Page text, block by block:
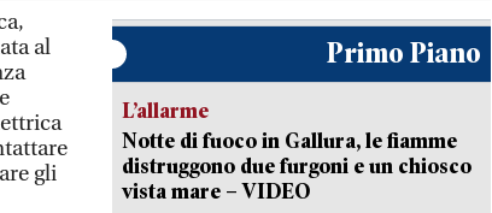
al
gli
Primo Piano
L’allarme
Notte di fuoco in Gallura, le fiamme
distruggono due furgoni e un chiosco
vista mare – VIDEO